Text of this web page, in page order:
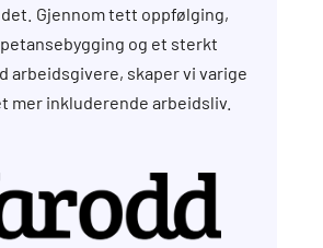
Gjennom tett oppfølging,
og et sterkt
arbeidsgivere, skaper vi varige
mer inkluderende arbeidsliv.